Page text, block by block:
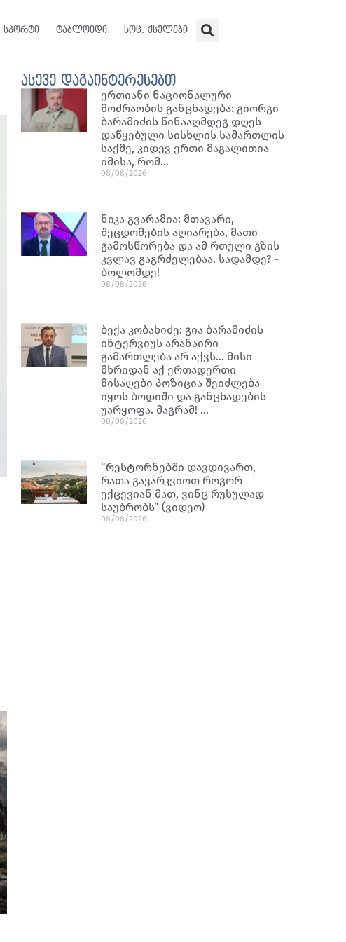
სპორტი ტაბლოიდი სოც. ქსელები
ასევე დაგაინტერესებთ
ერთიანი ნაციონალური
მოძრაობის განცხადება: გიორგი
ბარამიძის წინააღმდეგ დღეს
დაწყებული სისხლის სამართლის
საქმე, კიდევ ერთი მაგალითია
იმისა, რომ…
08/08/2026
ნიკა გვარამია: მთავარი,
შეცდომების აღიარება, მათი
გამოსწორება და ამ რთული გზის
კვლავ გაგრძელებაა. სადამდე? –
ბოლომდე!
08/08/2026
ბექა კობახიძე: გია ბარამიძის
ინტერვიუს არანაირი
გამართლება არ აქვს… მისი
მხრიდან აქ ერთადერთი
მისაღები პოზიცია შეიძლება
იყოს ბოდიში და განცხადების
უარყოფა. მაგრამ! …
08/08/2026
“რესტორნებში დავდივართ,
რათა გავარკვიოთ როგორ
ექცევიან მათ, ვინც რუსულად
საუბრობს” (ვიდეო)
08/08/2026